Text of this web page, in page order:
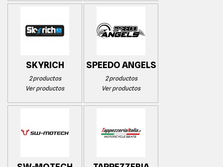
SKYRICH
2 productos
Ver productos
SPEEDO ANGELS
2 productos
Ver productos